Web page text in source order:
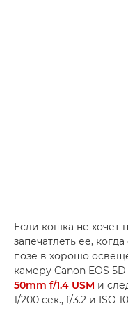
Если кошка не хочет
запечатлеть ее,
позе в хорошо
камеру Canon EOS
50mm f/1.4 USM и
1/200 сек., f/3.2 и ISO